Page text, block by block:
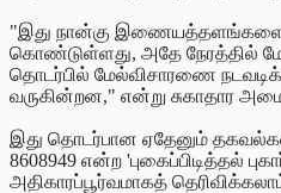
"இது நான்கு
கொண்டுள்ளது, அதே நேரத்தில்
தொடர்பில் மேல்விசாரணை
வருகின்றன," என்று சுகாதார
இது தொடர்பான ஏதேனும்
8608949 என்ற 'புகைப்பிடித்தல்
அதிகாரப்பூர்வமாகத்